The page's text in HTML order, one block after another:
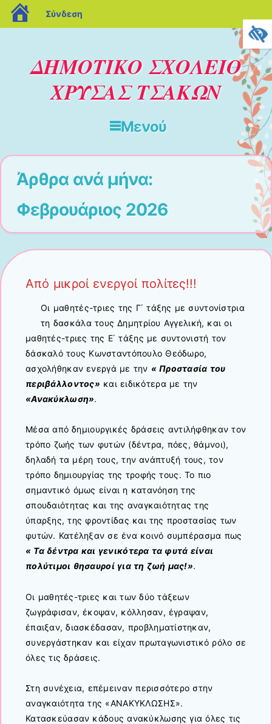
ΔΗΜΟΤΙΚΟ ΣΧΟΛΕΙΟ
ΧΡΥΣΑΣ ΤΣΑΚΩΝ
Μενού
Άρθρα ανά μήνα:
Φεβρουάριος 2026
Από μικροί ενεργοί πολίτες!!!
Οι μαθητές-τριες της Γ΄ τάξης με συντονίστρια
τη δασκάλα τους Δημητρίου Αγγελική, και οι
μαθητές-τριες της Ε΄ τάξης με συντονιστή τον
δάσκαλό τους Κωνσταντόπουλο Θεόδωρο,
ασχολήθηκαν ενεργά με την « Προστασία του
περιβάλλοντος» και ειδικότερα με την
«Ανακύκλωση».
Μέσα από δημιουργικές δράσεις αντιλήφθηκαν τον
τρόπο ζωής των φυτών (δέντρα, πόες, θάμνοι),
δηλαδή τα μέρη τους, την ανάπτυξή τους, τον
τρόπο δημιουργίας της τροφής τους. Το πιο
σημαντικό όμως είναι η κατανόηση της
σπουδαιότητας και της αναγκαιότητας της
ύπαρξης, της φροντίδας και της προστασίας των
φυτών. Κατέληξαν σε ένα κοινό συμπέρασμα πως
« Τα δέντρα και γενικότερα τα φυτά είναι
πολύτιμοι θησαυροί για τη ζωή μας!».
Οι μαθητές-τριες και των δύο τάξεων
ζωγράφισαν, έκοψαν, κόλλησαν, έγραψαν,
έπαιξαν, διασκέδασαν, προβληματίστηκαν,
συνεργάστηκαν και είχαν πρωταγωνιστικό ρόλο σε
όλες τις δράσεις.
Στη συνέχεια, επέμειναν περισσότερο στην
αναγκαιότητα της «ΑΝΑΚΥΚΛΩΣΗΣ».
Κατασκεύασαν κάδους ανακύκλωσης για όλες τις
blogs.sch.gr
Σύνδεση